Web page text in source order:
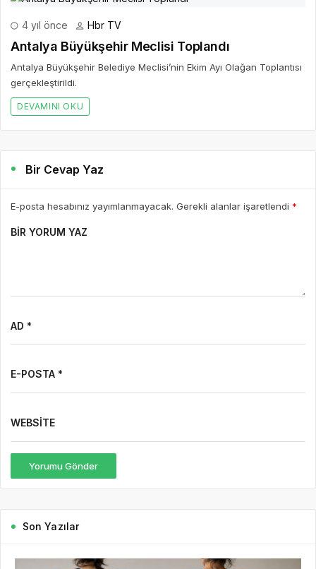
4 yıl önce Hbr TV
Antalya Büyükşehir Meclisi Toplandı
Antalya Büyükşehir Belediye Meclisi’nin Ekim Ayı Olağan Toplantısı
gerçekleştirildi.
DEVAMINI OKU
Bir Cevap Yaz
E-posta hesabınız yayımlanmayacak. Gerekli alanlar işaretlendi *
BIR YORUM YAZ
AD *
E-POSTA *
WEBSITE
Yorumu Gönder
Son Yazılar